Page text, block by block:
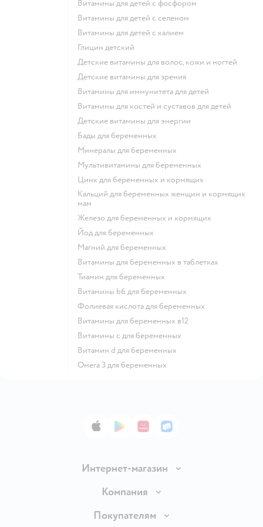
Витамины для детей с фосфором
Витамины для детей с селеном
Витамины для детей с калием
Глицин детский
Детские витамины для волос, кожи и ногтей
Детские витамины для зрения
Витамины для иммунитета для детей
Витамины для костей и суставов для детей
Детские витамины для энергии
Бады для беременных
Минералы для беременных
Мультивитамины для беременных
Цинк для беременных и кормящих
Кальций для беременных женщин и кормящих
мам
Железо для беременных и кормящих
Йод для беременных
Магний для беременных
Витамины для беременных в таблетках
Тиамин для беременных
Витамины b6 для беременных
Фолиевая кислота для беременных
Витамины для беременных в12
Витамины c для беременных
Витамин d для беременных
Омега 3 для беременных
App StoreGoogle Play
AppGallery
RuStore
Интернет-магазин
Доставка и оплата
Обмен и возврат товара
Компания
О компании
Покупателям